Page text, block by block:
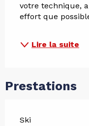
votre technique,
effort que
Lire la suite
Prestations
Ski